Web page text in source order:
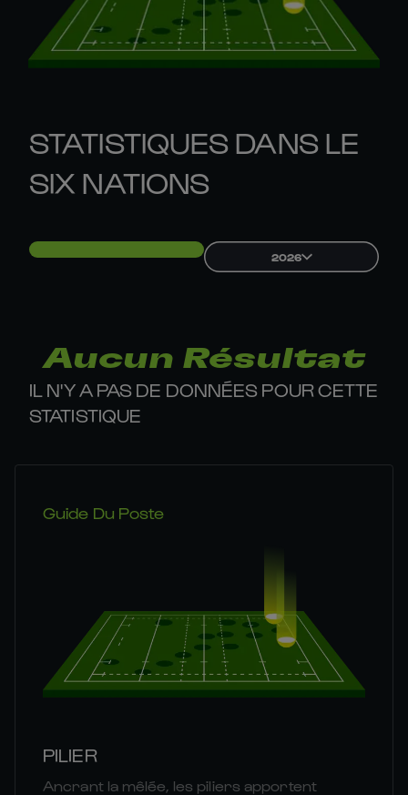
STATISTIQUES DANS LE
SIX NATIONS
2026
Aucun Résultat
IL N'Y A PAS DE DONNÉES POUR CETTE
STATISTIQUE
Guide Du Poste
PILIER
Ancrant la mêlée, les piliers apportent